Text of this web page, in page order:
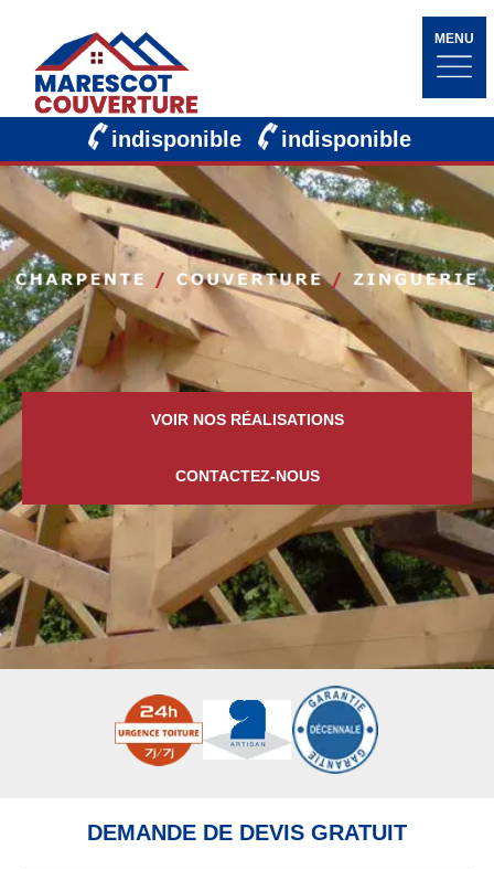
MENU
indisponible indisponible
VOIR NOS RÉALISATIONS
CONTACTEZ-NOUS
DEMANDE DE DEVIS GRATUIT